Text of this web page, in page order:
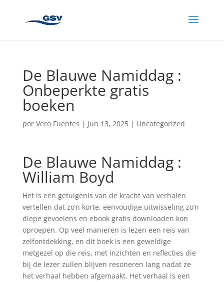
De Blauwe Namiddag :
Onbeperkte gratis
boeken
por Vero Fuentes | Jun 13, 2025| Uncategorized
De Blauwe Namiddag :
William Boyd
Het is een getuigenis van de kracht van verhalen
vertellen dat zo’n korte, eenvoudige uitwisseling zo’n
diepe gevoelens en ebook gratis downloaden kon
oproepen. Op veel manieren is lezen een reis van
zelfontdekking, en dit boek is een geweldige
metgezel op die reis, met inzichten en reflecties die
bij de lezer zullen blijven resoneren lang nadat ze
het verhaal hebben afgemaakt. Het verhaal is een